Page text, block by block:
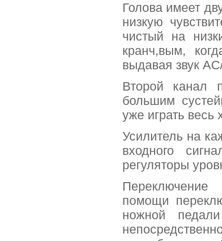
Голова имеет
низкую
чистый на
кранч,вым,
выдавая звук
Второй канал
большим
уже играть
Усилитель на
входного
регуляторы
Переключение
помощи
ножной